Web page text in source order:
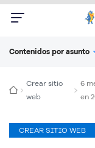
Contenidos por asunto
Crear sitio
web
6
en
CREAR SITIO WEB